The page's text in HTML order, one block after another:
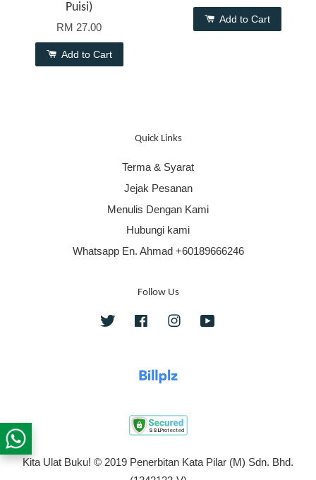
Puisi)
RM 27.00
Add to Cart
Add to Cart
Quick Links
Terma & Syarat
Jejak Pesanan
Menulis Dengan Kami
Hubungi kami
Whatsapp En. Ahmad +60189666246
Follow Us
Twitter FacebookInstagram
Kita Ulat Buku! © 2019 Penerbitan Kata Pilar (M) Sdn. Bhd.